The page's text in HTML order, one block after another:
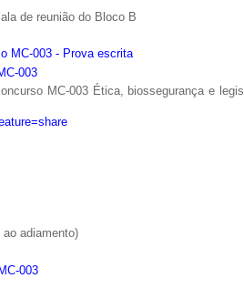
de reunião do Bloco B
MC-003 - Prova escrita
003
MC-003 Ética, biossegurança e
adiamento)
003